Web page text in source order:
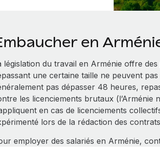
en
législation du travail en Arménie offre
une certaine taille ne peuvent
pas dépasser 48 heures,
les licenciements brutaux (l’Arménie
en cas de licenciements
lors de la rédaction des
employer des salariés en Arménie,